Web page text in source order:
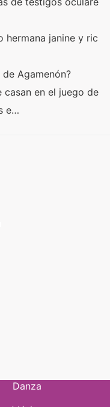
hermana janine y ric
Agamenón?
casan en el juego de
e…
Danza